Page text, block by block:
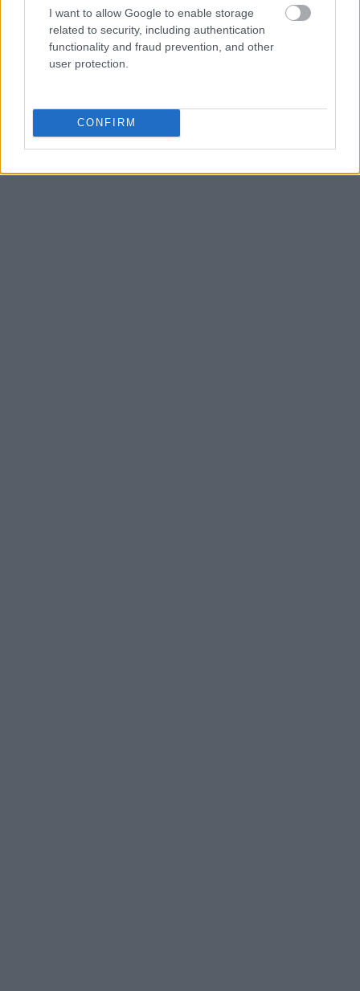
I want to allow Google to enable storage
related to security, including authentication
functionality and fraud prevention, and other
user protection.
CONFIRM